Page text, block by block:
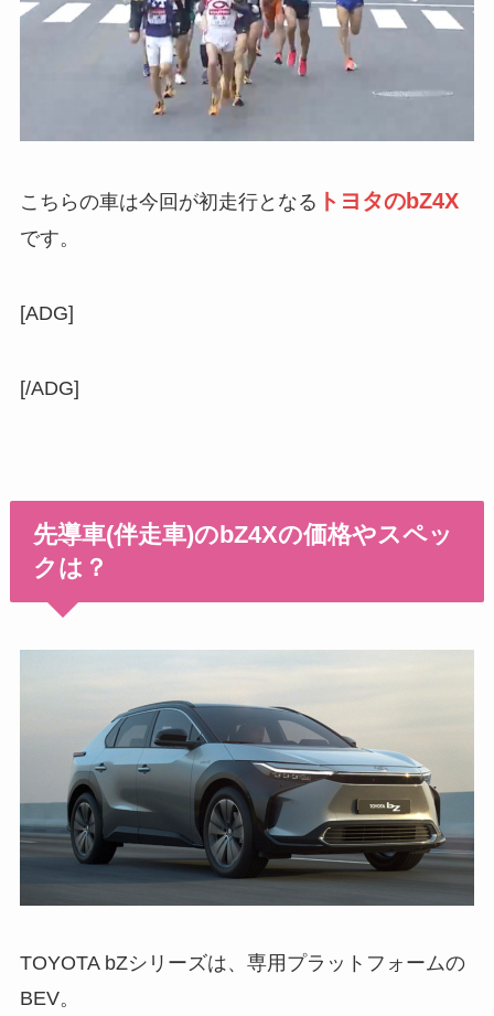
こちらの車は今回が初走行となる トヨタのbZ4X
です。
[ADG]
[/ADG]
先導車(伴走車)のbZ4Xの価格やスペッ
クは？
TOYOTA bZシリーズは、専用プラットフォームの
BEV。